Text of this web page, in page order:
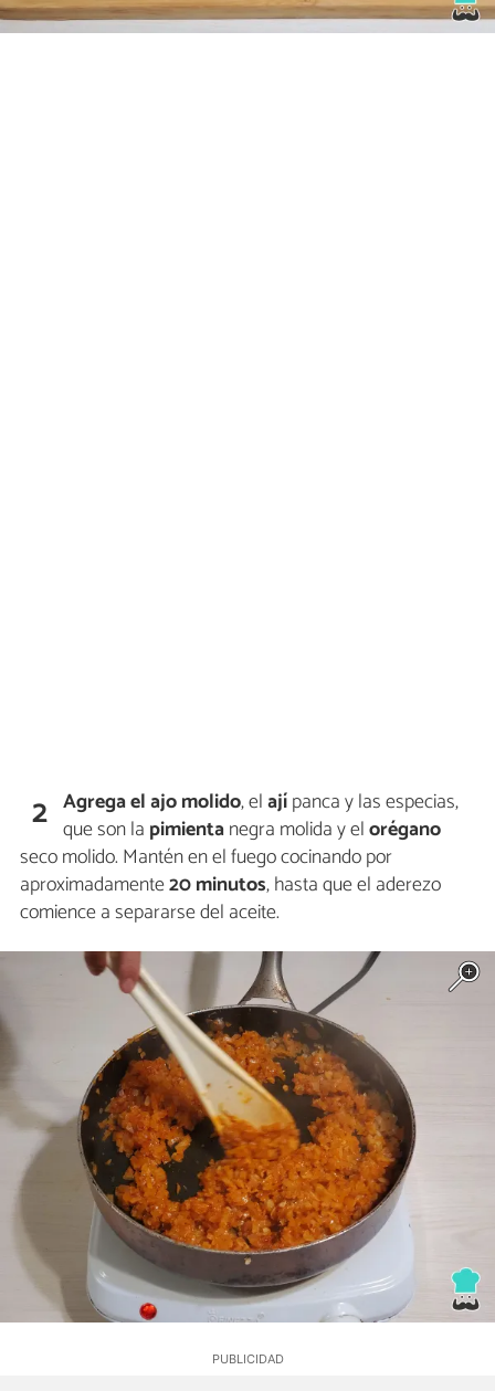
2 Agrega el ajo molido, elajípanca y las especias,
que son la pimientanegra molida y elorégano
seco molido. Mantén en el fuego cocinando por
aproximadamente20 minutos, hasta que el aderezo
comience a separarse del aceite.